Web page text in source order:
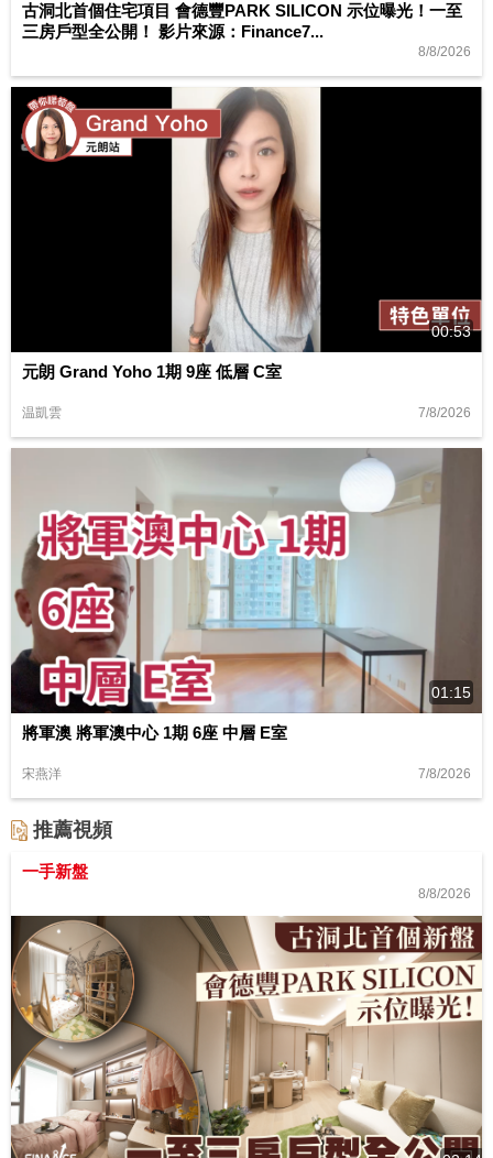
古洞北首個住宅項目 會德豐PARK SILICON 示位曝光！一至
三房戶型全公開！ 影片來源：Finance7...
8/8/2026
00:53
元朗 Grand Yoho 1期 9座 低層 C室
温凱雲 7/8/2026
01:15
將軍澳 將軍澳中心 1期 6座 中層 E室
宋燕洋 7/8/2026
推薦視頻
一手新盤
8/8/2026